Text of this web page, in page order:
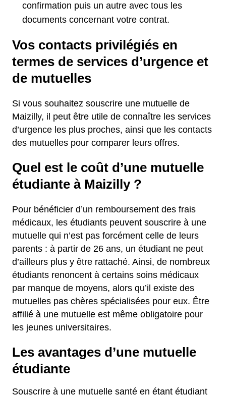
confirmation puis un autre avec tous les
documents concernant votre contrat.
Vos contacts privilégiés en
termes de services d’urgence et
de mutuelles
Si vous souhaitez souscrire une mutuelle de
Maizilly, il peut être utile de connaître les services
d’urgence les plus proches, ainsi que les contacts
des mutuelles pour comparer leurs offres.
Quel est le coût d’une mutuelle
étudiante à Maizilly ?
Pour bénéficier d’un remboursement des frais
médicaux, les étudiants peuvent souscrire à une
mutuelle qui n’est pas forcément celle de leurs
parents : à partir de 26 ans, un étudiant ne peut
d’ailleurs plus y être rattaché. Ainsi, de nombreux
étudiants renoncent à certains soins médicaux
par manque de moyens, alors qu’il existe des
mutuelles pas chères spécialisées pour eux. Être
affilié à une mutuelle est même obligatoire pour
les jeunes universitaires.
Les avantages d’une mutuelle
étudiante
Souscrire à une mutuelle santé en étant étudiant